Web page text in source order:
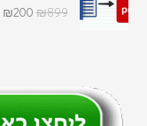
₪899
₪200